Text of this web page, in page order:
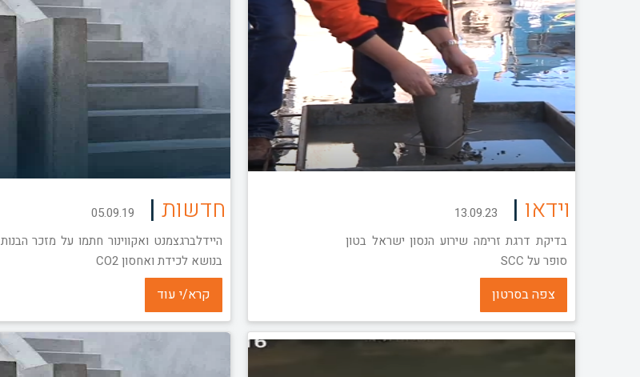
וידאו |
13.09.23
בדיקת דרגת זרימה שירוע הנסון ישראל בטון
סופר על SCC
צפה בסרטון
חדשות |
05.09.19
היידלברגצמנט ואקווינור חתמו על מזכר הבנות
בנושא לכידת ואחסון CO2
קרא/י עוד